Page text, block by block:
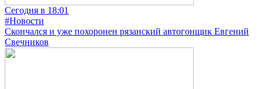
Сегодня в 18:01
#Новости
Скончался и уже похоронен рязанский автогонщик Евгений
Свечников